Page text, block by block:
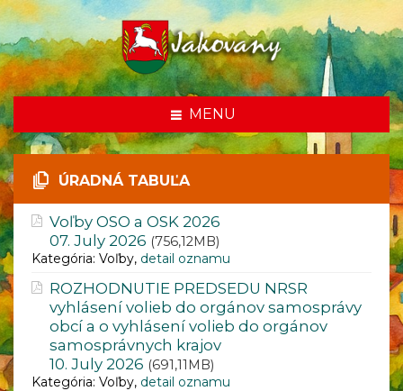
MENU
ÚRADNÁ TABUĽA
Voľby OSO a OSK 2026
07. July 2026 (756,12MB)
Kategória: Voľby, detail oznamu
ROZHODNUTIE PREDSEDU NRSR
vyhlásení volieb do orgánov samosprávy
obcí a o vyhlásení volieb do orgánov
samosprávnych krajov
10. July 2026 (691,11MB)
Kategória: Voľby, detail oznamu